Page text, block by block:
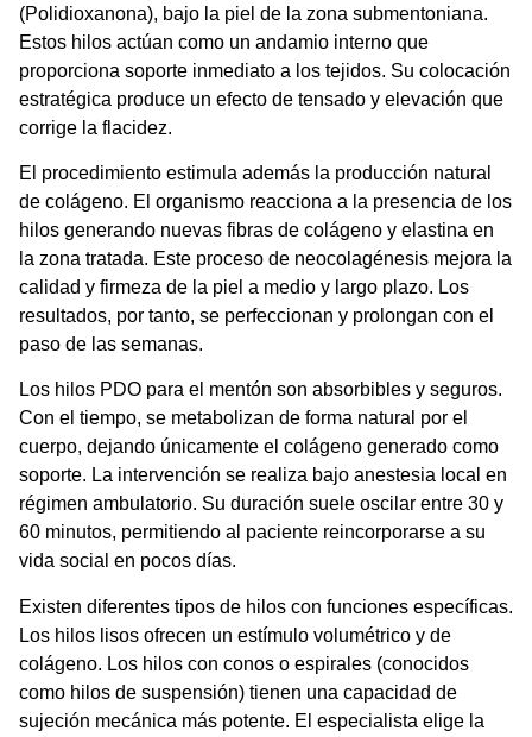
(Polidioxanona), bajo la piel de la zona submentoniana.
Estos hilos actúan como un andamio interno que
proporciona soporte inmediato a los tejidos. Su colocación
estratégica produce un efecto de tensado y elevación que
corrige la flacidez.
El procedimiento estimula además la producción natural
de colágeno. El organismo reacciona a la presencia de los
hilos generando nuevas fibras de colágeno y elastina en
la zona tratada. Este proceso de neocolagénesis mejora la
calidad y firmeza de la piel a medio y largo plazo. Los
resultados, por tanto, se perfeccionan y prolongan con el
paso de las semanas.
Los hilos PDO para el mentón son absorbibles y seguros.
Con el tiempo, se metabolizan de forma natural por el
cuerpo, dejando únicamente el colágeno generado como
soporte. La intervención se realiza bajo anestesia local en
régimen ambulatorio. Su duración suele oscilar entre 30 y
60 minutos, permitiendo al paciente reincorporarse a su
vida social en pocos días.
Existen diferentes tipos de hilos con funciones específicas.
Los hilos lisos ofrecen un estímulo volumétrico y de
colágeno. Los hilos con conos o espirales (conocidos
como hilos de suspensión) tienen una capacidad de
sujeción mecánica más potente. El especialista elige la